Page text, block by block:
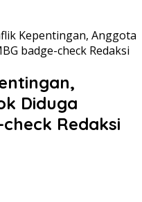
Kepentingan, Anggota
badge-check Redaksi
Diduga
Redaksi